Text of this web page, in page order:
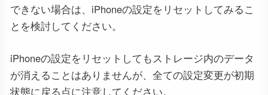
できない場合は、iPhoneの設定をリセットしてみるこ
とを検討してください。
iPhoneの設定をリセットしてもストレージ内のデータ
が消えることはありませんが、全ての設定変更が初期
状態に戻る点に注意してください。